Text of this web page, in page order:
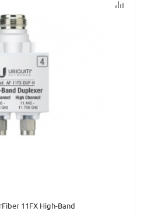
11FX High-Band